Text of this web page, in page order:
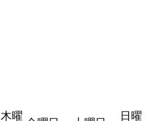
木曜 日曜